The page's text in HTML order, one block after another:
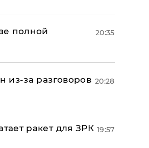
полной
20:35
из-за разговоров 20:28
ракет для ЗРК 19:57